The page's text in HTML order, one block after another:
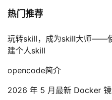
热门推荐
玩转skill，成为skill大师——
建个人skill
opencode简介
2026 年 5 月最新 Docker